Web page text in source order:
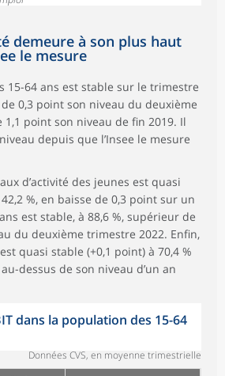
demeure à son plus haut
le mesure
15-64 ans est stable sur le trimestre
0,3 point son niveau du deuxième
point son niveau de fin 2019. Il
depuis que l’Insee le mesure
d’activité des jeunes est quasi
%, en baisse de 0,3 point sur un
est stable, à 88,6 %, supérieur de
du deuxième trimestre 2022. Enfin,
quasi stable (+0,1 point) à 70,4 %
dessus de son niveau d’un an
dans la population des 15-64
Données CVS, en moyenne trimestrielle